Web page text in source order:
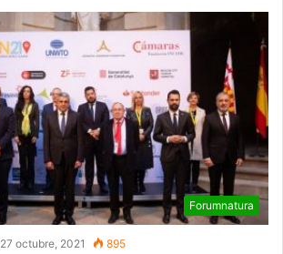
Forumnatura
27 octubre, 2021 895